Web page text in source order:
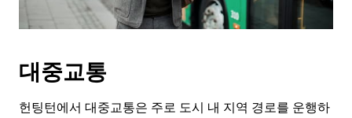
대중교통
헌팅턴에서 대중교통은 주로 도시 내 지역 경로를 운행하